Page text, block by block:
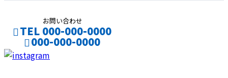
お問い合わせ
TEL 000-000-0000
000-000-0000